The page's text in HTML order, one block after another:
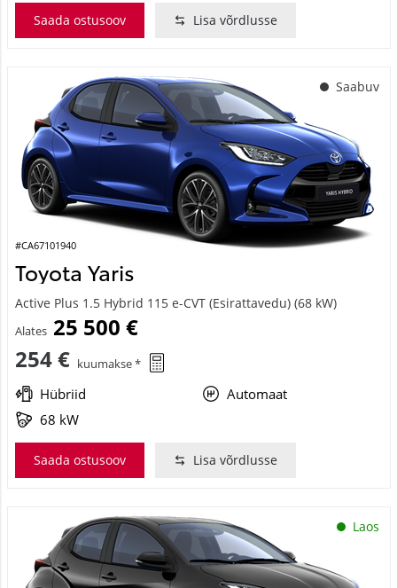
Saada ostusoov Lisa võrdlusse
Saabuv
#CA67101940
Toyota Yaris
Active Plus 1.5 Hybrid 115 e-CVT (Esirattavedu) (68 kW)
Alates 25 500 €
254 € kuumakse *
Hübriid
Automaat
68 kW
Saada ostusoov Lisa võrdlusse
Laos